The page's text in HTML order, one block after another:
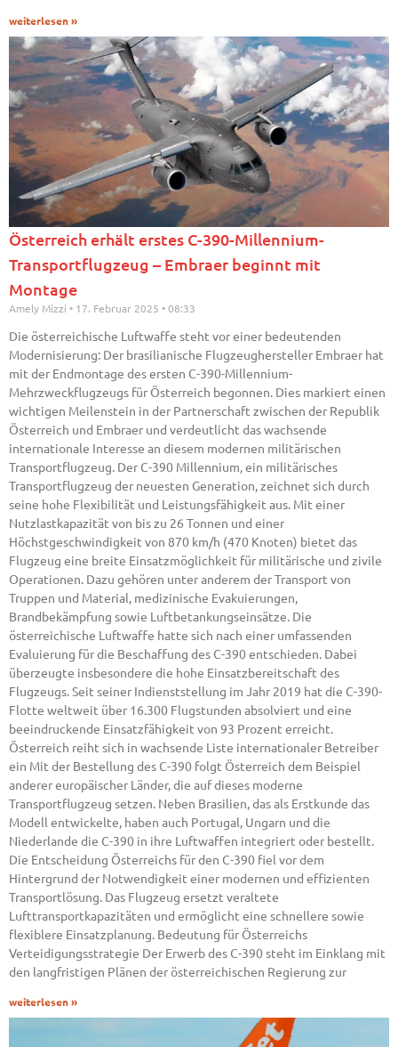
weiterlesen »
Österreich erhält erstes C-390-Millennium-
Transportflugzeug – Embraer beginnt mit
Montage
Amely Mizzi 17. Februar 2025 08:33
Die österreichische Luftwaffe steht vor einer bedeutenden
Modernisierung: Der brasilianische Flugzeughersteller Embraer hat
mit der Endmontage des ersten C-390-Millennium-
Mehrzweckflugzeugs für Österreich begonnen. Dies markiert einen
wichtigen Meilenstein in der Partnerschaft zwischen der Republik
Österreich und Embraer und verdeutlicht das wachsende
internationale Interesse an diesem modernen militärischen
Transportflugzeug. Der C-390 Millennium, ein militärisches
Transportflugzeug der neuesten Generation, zeichnet sich durch
seine hohe Flexibilität und Leistungsfähigkeit aus. Mit einer
Nutzlastkapazität von bis zu 26 Tonnen und einer
Höchstgeschwindigkeit von 870 km/h (470 Knoten) bietet das
Flugzeug eine breite Einsatzmöglichkeit für militärische und zivile
Operationen. Dazu gehören unter anderem der Transport von
Truppen und Material, medizinische Evakuierungen,
Brandbekämpfung sowie Luftbetankungseinsätze. Die
österreichische Luftwaffe hatte sich nach einer umfassenden
Evaluierung für die Beschaffung des C-390 entschieden. Dabei
überzeugte insbesondere die hohe Einsatzbereitschaft des
Flugzeugs. Seit seiner Indienststellung im Jahr 2019 hat die C-390-
Flotte weltweit über 16.300 Flugstunden absolviert und eine
beeindruckende Einsatzfähigkeit von 93 Prozent erreicht.
Österreich reiht sich in wachsende Liste internationaler Betreiber
ein Mit der Bestellung des C-390 folgt Österreich dem Beispiel
anderer europäischer Länder, die auf dieses moderne
Transportflugzeug setzen. Neben Brasilien, das als Erstkunde das
Modell entwickelte, haben auch Portugal, Ungarn und die
Niederlande die C-390 in ihre Luftwaffen integriert oder bestellt.
Die Entscheidung Österreichs für den C-390 fiel vor dem
Hintergrund der Notwendigkeit einer modernen und effizienten
Transportlösung. Das Flugzeug ersetzt veraltete
Lufttransportkapazitäten und ermöglicht eine schnellere sowie
flexiblere Einsatzplanung. Bedeutung für Österreichs
Verteidigungsstrategie Der Erwerb des C-390 steht im Einklang mit
den langfristigen Plänen der österreichischen Regierung zur
weiterlesen »